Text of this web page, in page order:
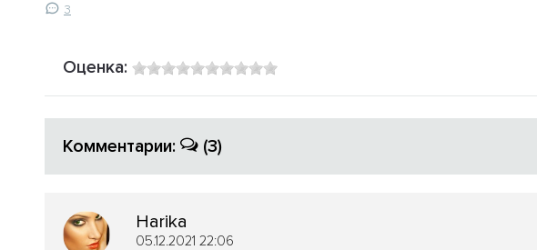
3
Оценка:
Комментарии: (3)
Harika
05.12.2021 22:06